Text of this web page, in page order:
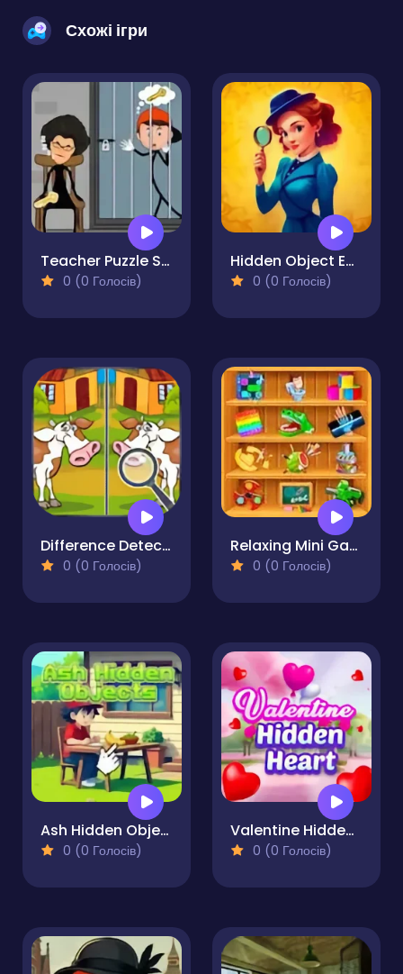
Схожі ігри
Teacher Puzzle Stickman Games
0 (0 Голосів)
Hidden Object Emily's Case
0 (0 Голосів)
Difference Detective- Find them!
0 (0 Голосів)
Relaxing Mini Games
0 (0 Голосів)
Ash Hidden Objects
0 (0 Голосів)
Valentine Hidden Heart
0 (0 Голосів)